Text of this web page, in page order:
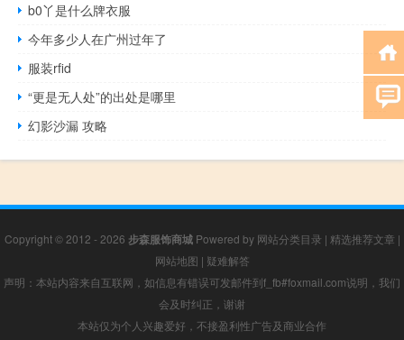
b0丫是什么牌衣服
今年多少人在广州过年了
服装rfid
“更是无人处”的出处是哪里
幻影沙漏 攻略
Copyright © 2012 - 2026 步森服饰商城Powered by 网站分类目录 | 精选推荐文章 |
网站地图 | 疑难解答
声明：本站内容来自互联网，如信息有错误可发邮件到f_fb#foxmail.com说明，我们
会及时纠正，谢谢
本站仅为个人兴趣爱好，不接盈利性广告及商业合作